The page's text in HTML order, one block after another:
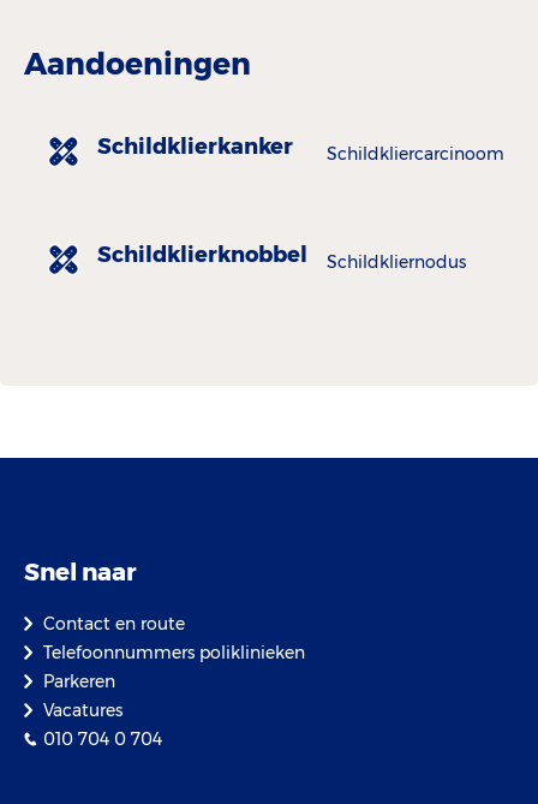
Aandoeningen
Schildklierkanker Schildkliercarcinoom
Schildklierknobbel Schildkliernodus
Snel naar
Contact en route
Telefoonnummers poliklinieken
Parkeren
Vacatures
010 704 0 704